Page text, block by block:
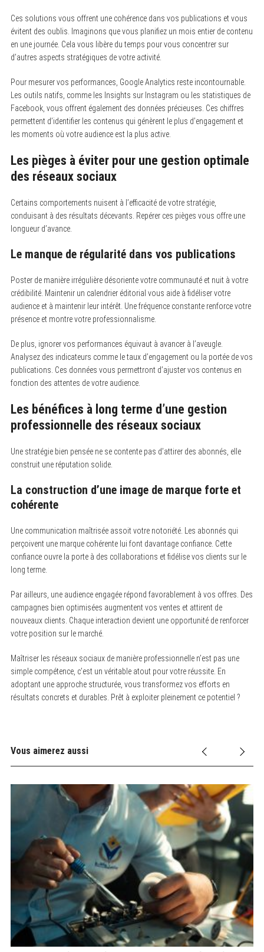
Ces solutions vous offrent une cohérence dans vos publications et vous
évitent des oublis. Imaginons que vous planifiez un mois entier de contenu
en une journée. Cela vous libère du temps pour vous concentrer sur
d’autres aspects stratégiques de votre activité.
Pour mesurer vos performances, Google Analytics reste incontournable.
Les outils natifs, comme les Insights sur Instagram ou les statistiques de
Facebook, vous offrent également des données précieuses. Ces chiffres
permettent d’identifier les contenus qui génèrent le plus d’engagement et
les moments où votre audience est la plus active.
Les pièges à éviter pour une gestion optimale
des réseaux sociaux
Certains comportements nuisent à l’efficacité de votre stratégie,
conduisant à des résultats décevants. Repérer ces pièges vous offre une
longueur d’avance.
Le manque de régularité dans vos publications
Poster de manière irrégulière désoriente votre communauté et nuit à votre
crédibilité. Maintenir un calendrier éditorial vous aide à fidéliser votre
audience et à maintenir leur intérêt. Une fréquence constante renforce votre
présence et montre votre professionnalisme.
De plus, ignorer vos performances équivaut à avancer à l’aveugle.
Analysez des indicateurs comme le taux d’engagement ou la portée de vos
publications. Ces données vous permettront d’ajuster vos contenus en
fonction des attentes de votre audience.
Les bénéfices à long terme d’une gestion
professionnelle des réseaux sociaux
Une stratégie bien pensée ne se contente pas d’attirer des abonnés, elle
construit une réputation solide.
La construction d’une image de marque forte et
cohérente
Une communication maîtrisée assoit votre notoriété. Les abonnés qui
perçoivent une marque cohérente lui font davantage confiance. Cette
confiance ouvre la porte à des collaborations et fidélise vos clients sur le
long terme.
Par ailleurs, une audience engagée répond favorablement à vos offres. Des
campagnes bien optimisées augmentent vos ventes et attirent de
nouveaux clients. Chaque interaction devient une opportunité de renforcer
votre position sur le marché.
Maîtriser les réseaux sociaux de manière professionnelle n’est pas une
simple compétence, c’est un véritable atout pour votre réussite. En
adoptant une approche structurée, vous transformez vos efforts en
résultats concrets et durables. Prêt à exploiter pleinement ce potentiel ?
Vous aimerez aussi